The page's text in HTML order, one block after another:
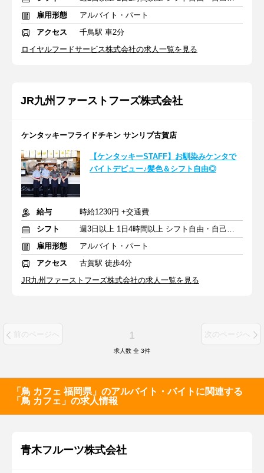
雇用形態
アルバイト・パート
アクセス
千鳥駅 車2分
ロイヤルフードサービス株式会社の求人一覧を見る
JR九州ファーストフーズ株式会社
ケンタッキーフライドチキン サンリブ古賀店
【ケンタッキーSTAFF】お馴染みケンタで
バイトデビュー♪髪色＆シフト自由◎
給与
時給1230円 +交通費
シフト
週3日以上 1日4時間以上 シフト自由・自己申告
雇用形態
アルバイト・パート
アクセス
古賀駅 徒歩4分
JR九州ファーストフーズ株式会社の求人一覧を見る
前のページへ 1 次のページへ
求人数 全 3件
「鳥 カフェ 福岡県」のアルバイト・バイトに関連する
「鳥 カフェ」の求人情報
青木フルーツ株式会社